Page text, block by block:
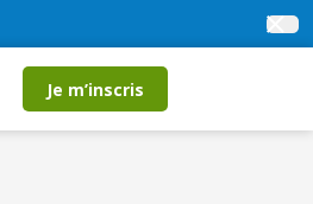
Je m’inscris